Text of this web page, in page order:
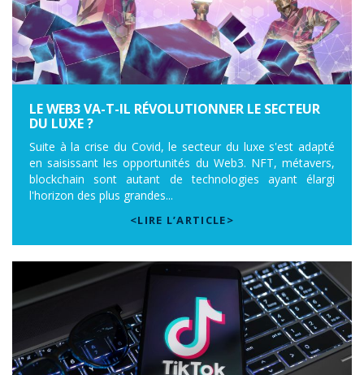
LE WEB3 VA-T-IL RÉVOLUTIONNER LE SECTEUR
DU LUXE ?
Suite à la crise du Covid, le secteur du luxe s'est adapté
en saisissant les opportunités du Web3. NFT, métavers,
blockchain sont autant de technologies ayant élargi
l'horizon des plus grandes...
<LIRE L’ARTICLE>